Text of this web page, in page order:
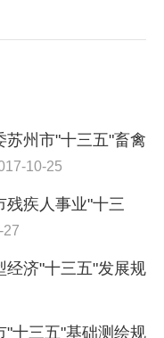
苏州市"十三五"畜禽
10-25
残疾人事业"十三
27
经济"十三五"发展规
"十三五"基础测绘规